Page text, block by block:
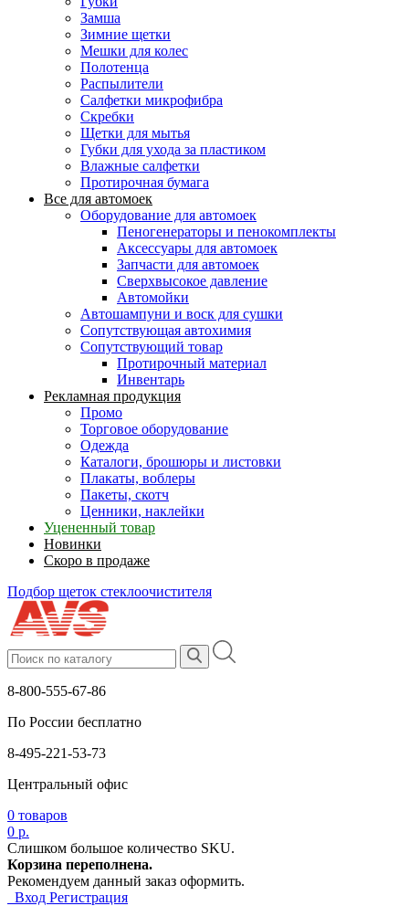
Замша
Зимние щетки
Мешки для колес
Полотенца
Распылители
Салфетки микрофибра
Скребки
Щетки для мытья
Губки для ухода за пластиком
Влажные салфетки
Протирочная бумага
Все для автомоек
Оборудование для автомоек
Пеногенераторы и пенокомплекты
Аксессуары для автомоек
Запчасти для автомоек
Сверхвысокое давление
Автомойки
Автошампуни и воск для сушки
Сопутствующая автохимия
Сопутствующий товар
Протирочный материал
Инвентарь
Рекламная продукция
Промо
Торговое оборудование
Одежда
Каталоги, брошюры и листовки
Плакаты, воблеры
Пакеты, скотч
Ценники, наклейки
Уцененный товар
Новинки
Скоро в продаже
Подбор щеток стеклоочистителя
8-800-555-67-86
По России бесплатно
8-495-221-53-73
Центральный офис
0 товаров
0 р.
Слишком большое количество SKU.
Корзина переполнена.
Рекомендуем данный заказ оформить.
Вход Регистрация